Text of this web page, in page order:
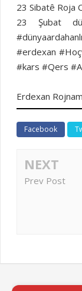
23 Sibatê Roja
23 Şubat
#erdexan
#kars #Qers
Erdexan
Facebook
NEXT
Prev Post